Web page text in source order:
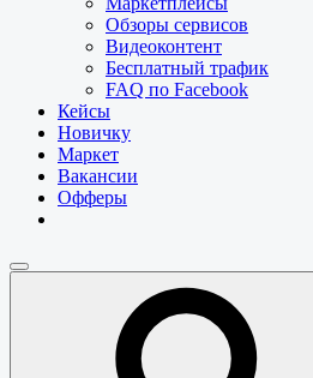
Обзоры сервисов
Видеоконтент
Бесплатный трафик
FAQ по Facebook
Кейсы
Новичку
Маркет
Вакансии
Офферы